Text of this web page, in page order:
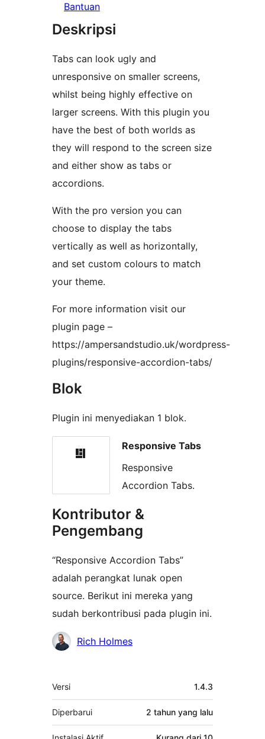
Bantuan
Deskripsi
Tabs can look ugly and
unresponsive on smaller screens,
whilst being highly effective on
larger screens. With this plugin you
have the best of both worlds as
they will respond to the screen size
and either show as tabs or
accordions.
With the pro version you can
choose to display the tabs
vertically as well as horizontally,
and set custom colours to match
your theme.
For more information visit our
plugin page –
https://ampersandstudio.uk/wordpress-
plugins/responsive-accordion-tabs/
Blok
Plugin ini menyediakan 1 blok.
Responsive Tabs
Responsive
Accordion Tabs.
Kontributor &
Pengembang
“Responsive Accordion Tabs”
adalah perangkat lunak open
source. Berikut ini mereka yang
sudah berkontribusi pada plugin ini.
KontributorRich Holmes
Meta
Versi 1.4.3
Diperbarui 2 tahun yang lalu